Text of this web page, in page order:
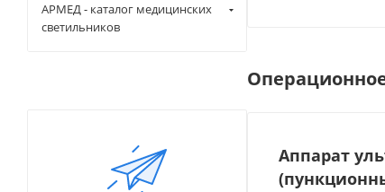
Аппарат
АРМЕД - каталог медицинских
светильников